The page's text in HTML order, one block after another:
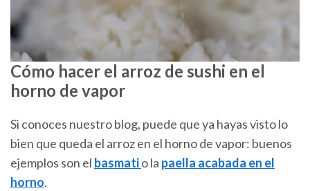
Cómo hacer el arroz de sushi en el
horno de vapor
Si conoces nuestro blog, puede que ya hayas visto lo
bien que queda el arroz en el horno de vapor: buenos
ejemplos son el basmatio la paella acabada en el
horno.